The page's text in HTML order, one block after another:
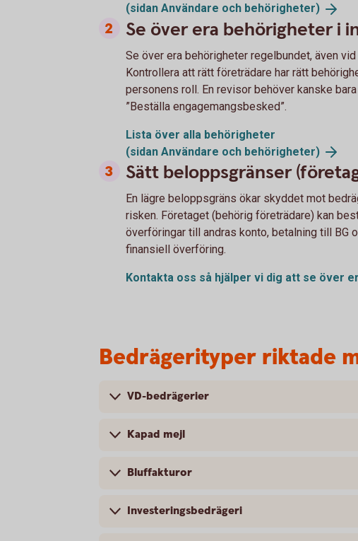
(sidan Användare och behörigheter)
Se över era behörigheter i
Se över era behörigheter regelbundet, även
Kontrollera att rätt företrädare har rätt
personens roll. En revisor behöver kanske
”Beställa engagemangsbesked”.
Lista över alla behörigheter
(sidan Användare och behörigheter)
Sätt beloppsgränser
En lägre beloppsgräns ökar skyddet mot
risken. Företaget (behörig företrädare) kan
överföringar till andras konto, betalning till BG
finansiell överföring.
Kontakta oss så hjälper vi dig att se över
Bedrägerityper riktade
VD-bedrägerier
Kapad mejl
Bluffakturor
Investeringsbedrägeri